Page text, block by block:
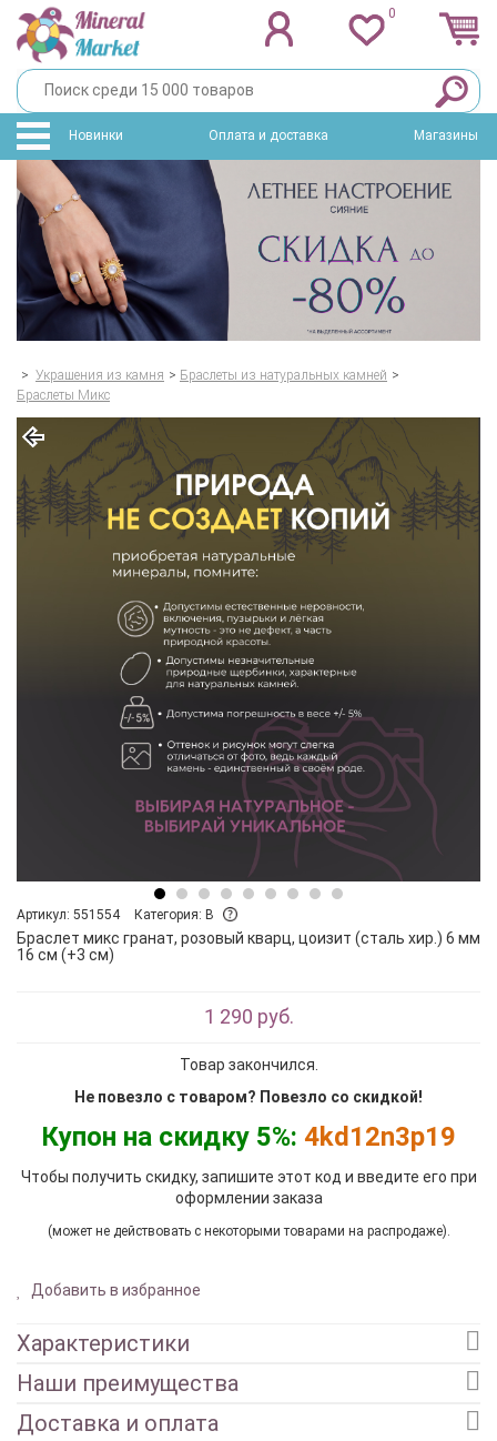
0
Новинки Оплата и доставка Магазины
> Украшения из камня > Браслеты из натуральных камней >
Браслеты Микс
Артикул: 551554 Категория: B
Браслет микс гранат, розовый кварц, цоизит (сталь хир.) 6 мм
16 см (+3 см)
1 290 руб.
Товар закончился.
Не повезло с товаром? Повезло со скидкой!
Купон на скидку 5%: 4kd12n3p19
Чтобы получить скидку, запишите этот код и введите его при
оформлении заказа
(может не действовать с некоторыми товарами на распродаже).
Добавить в избранное
Характеристики
Наши преимущества
Доставка и оплата